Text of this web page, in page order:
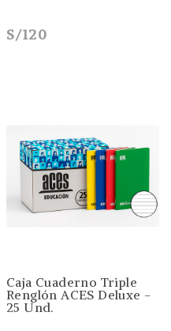
S/120
Caja Cuaderno Triple
Renglón ACES Deluxe -
25 Und.